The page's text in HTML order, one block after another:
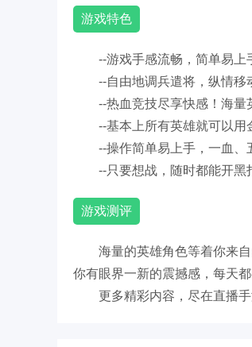
游戏特色
--游戏手感流畅，简单易上
--自由地调兵遣将，纵情移
--热血竞技尽享快感！海量
--基本上所有英雄就可以用
--操作简单易上手，一血、
--只要想战，随时都能开黑
游戏测评
海量的英雄角色等着你来
你有眼界一新的震撼感，每天
更多精彩内容，尽在直播